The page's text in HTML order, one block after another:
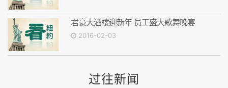
君豪大酒楼迎新年 员工盛大歌舞晚宴
2016-02-03
过往新闻